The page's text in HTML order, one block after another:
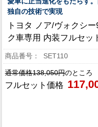
独自の技術で実現
トヨタ ノア/ヴォクシ
ク車専用 内装フルセッ
SET110
通常価格138,050円のところ
フルセット価格